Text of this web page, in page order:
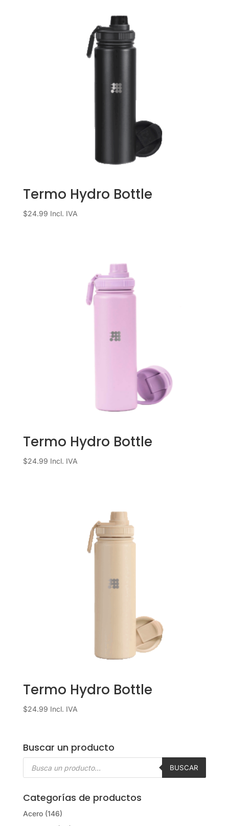
Termo Hydro Bottle
$24.99 Incl. IVA
Termo Hydro Bottle
$24.99 Incl. IVA
Termo Hydro Bottle
$24.99 Incl. IVA
Buscar un producto
Búsqueda
BUSCAR
Categorías de productos
Acero (146)